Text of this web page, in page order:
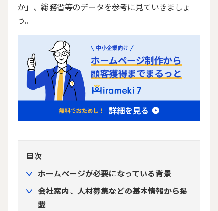
か」、総務省等のデータを参考に見ていきましょ
う。
目次
ホームページが必要になっている背景
会社案内、人材募集などの基本情報から掲
載